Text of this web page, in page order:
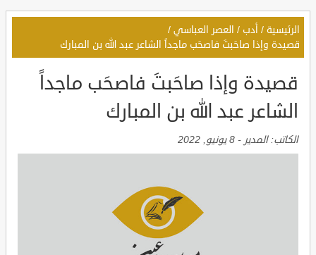
الرئيسية / أدب / العصر العباسي /
قصيدة وإذا صاحَبتَ فاصحَب ماجداً الشاعر عبد الله بن المبارك
قصيدة وإذا صاحَبتَ فاصحَب ماجداً
الشاعر عبد الله بن المبارك
الكاتب:المدير - 8 يونيو, 2022